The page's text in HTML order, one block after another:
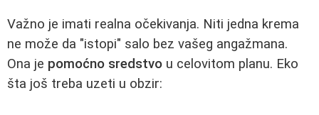
Važno je imati realna očekivanja. Niti jedna krema
ne može da "istopi" salo bez vašeg angažmana.
Ona je pomoćno sredstvo u celovitom planu. Eko
šta još treba uzeti u obzir: